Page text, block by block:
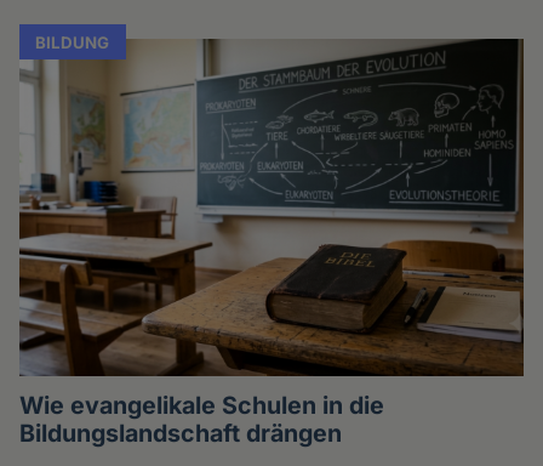
BILDUNG
Wie evangelikale Schulen in die
Bildungslandschaft drängen